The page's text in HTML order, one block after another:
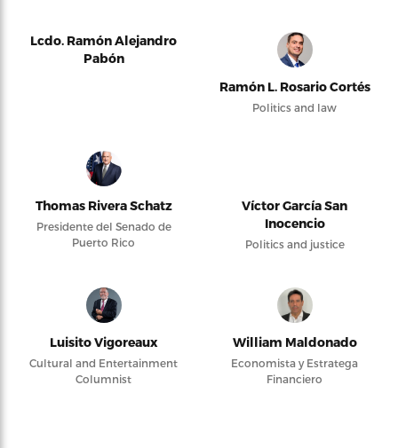
Lcdo. Ramón Alejandro
Pabón
Ramón L. Rosario Cortés
Politics and law
Thomas Rivera Schatz
Presidente del Senado de
Puerto Rico
Víctor García San
Inocencio
Politics and justice
Luisito Vigoreaux
Cultural and Entertainment
Columnist
William Maldonado
Economista y Estratega
Financiero